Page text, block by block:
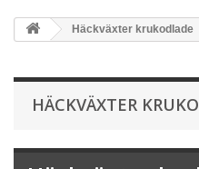
Häckväxter krukodlade
HÄCKVÄXTER